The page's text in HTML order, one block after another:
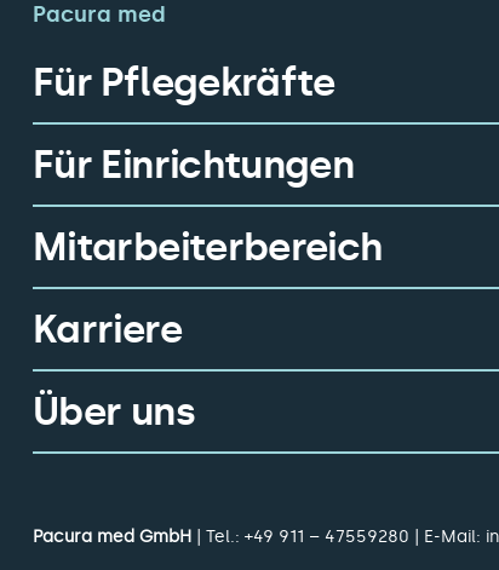
Pacura med
Für Pflegekräfte
Für Einrichtungen
Mitarbeiterbereich
Karriere
Über uns
Pacura med GmbH | Tel.: +49 911 – 47559280 | E-Mail: